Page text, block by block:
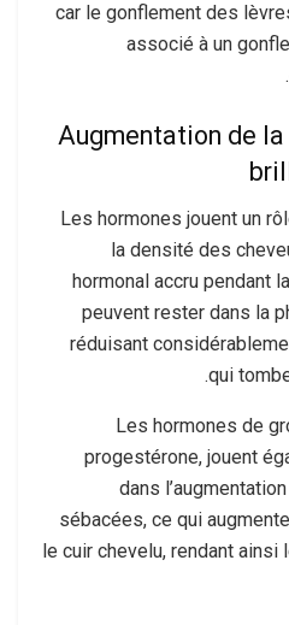
car le gonflement des
associé à un
2. Augmentation de
Les hormones jouent un
la densité des
hormonal accru pendant
peuvent rester dans la
réduisant
qui
Les hormones de
progestérone, jouent
dans
sébacées, ce qui
le cuir chevelu, rendant